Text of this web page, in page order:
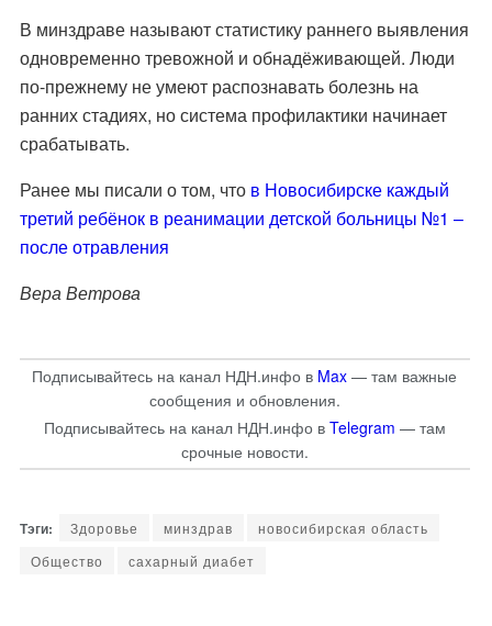
В минздраве называют статистику раннего выявления
одновременно тревожной и обнадёживающей. Люди
по-прежнему не умеют распознавать болезнь на
ранних стадиях, но система профилактики начинает
срабатывать.
Ранее мы писали о том, что в Новосибирске каждый
третий ребёнок в реанимации детской больницы №1 –
после отравления
Вера Ветрова
Подписывайтесь на канал НДН.инфо в Max — там важные
сообщения и обновления.
Подписывайтесь на канал НДН.инфо в Telegram — там
срочные новости.
Здоровье минздрав
новосибирская область
Общество
сахарный диабет